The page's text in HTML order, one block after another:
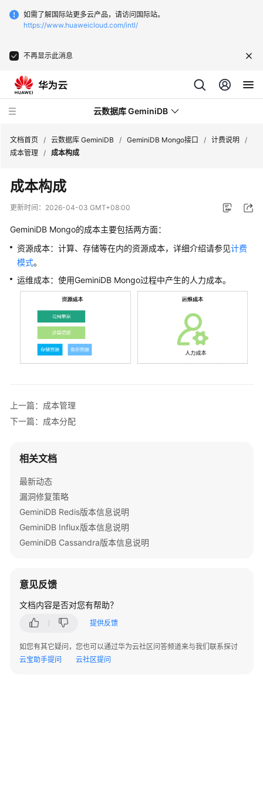
如需了解国际站更多云产品，请访问国际站。
https://www.huaweicloud.com/intl/
不再显示此消息
云数据库 GeminiDB
最
新
动
服
务
公
告
接
Influx
接
口
GeminiDB
接
口
兼
DynamoDB
GeminiDB
文档首页 / 云数据库 GeminiDB / GeminiDB Mongo接口 / 计费说明
/
成本管理 / 成本构成
成本构成
更新时间： 2026-04-03 GMT+08:00
GeminiDB Mongo的成本主要包括两方面：
资源成本：计算、存储等在内的资源成本，详细介绍请参见计费
模式。
运维成本：使用GeminiDB Mongo过程中产生的人力成本。
上一篇：成本管理
下一篇：成本分配
相关文档
最新动态
漏洞修复策略
GeminiDB Redis版本信息说明
GeminiDB Influx版本信息说明
GeminiDB Cassandra版本信息说明
意见反馈
文档内容是否对您有帮助？
提供反馈
如您有其它疑问，您也可以通过华为云社区问答频道来与我们联系探讨
云宝助手提问
云社区提问